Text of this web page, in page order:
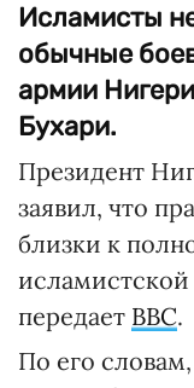
Исламисты
обычные
армии
Бухари.
Президент
заявил, что
близки к
передает BBC.
По его